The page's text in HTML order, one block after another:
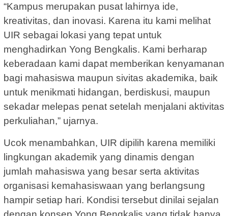
“Kampus merupakan pusat lahirnya ide,
kreativitas, dan inovasi. Karena itu kami melihat
UIR sebagai lokasi yang tepat untuk
menghadirkan Yong Bengkalis. Kami berharap
keberadaan kami dapat memberikan kenyamanan
bagi mahasiswa maupun sivitas akademika, baik
untuk menikmati hidangan, berdiskusi, maupun
sekadar melepas penat setelah menjalani aktivitas
perkuliahan,” ujarnya.
Ucok menambahkan, UIR dipilih karena memiliki
lingkungan akademik yang dinamis dengan
jumlah mahasiswa yang besar serta aktivitas
organisasi kemahasiswaan yang berlangsung
hampir setiap hari. Kondisi tersebut dinilai sejalan